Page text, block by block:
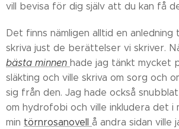
vill bevisa för dig själv att du kan få
Det finns nämligen alltid en
skriva just de berättelser vi skriver.
bästa minnen hade jag tänkt mycket
släkting och ville skriva om sorg och
sig från den. Jag hade också
om hydrofobi och ville inkludera det i
min törnrosanovell å andra sidan ville